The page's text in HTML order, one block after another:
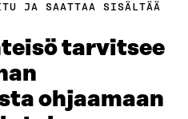
JA SAATTAA SISÄLTÄÄ
tarvitsee
ohjaamaan